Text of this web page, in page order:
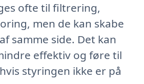
ofte til filtrering,
men de kan skabe
samme side. Det kan
effektiv og føre til
styringen ikke er på